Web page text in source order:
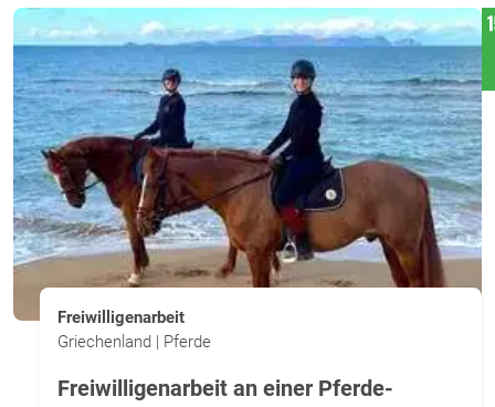
Freiwilligenarbeit
Griechenland | Pferde
Freiwilligenarbeit an einer Pferde-